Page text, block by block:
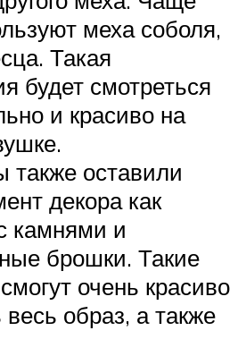
меха соболя,
Такая
будет смотреться
и красиво на
также оставили
декора как
камнями и
брошки. Такие
очень красиво
образ, а также